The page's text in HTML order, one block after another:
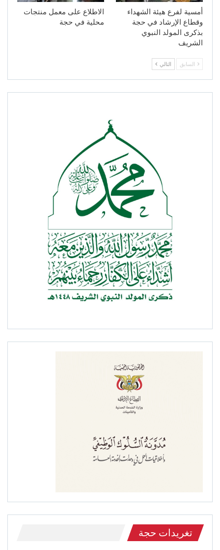
أمسية لفرع هيئة الشهداء
وقطاع الإرشاد في حجة
بذكرى المولد النبوي
الشريف
الاطلاع على معمل منتجات
محلية في حجة
السابق التالي
تغريدات حجة